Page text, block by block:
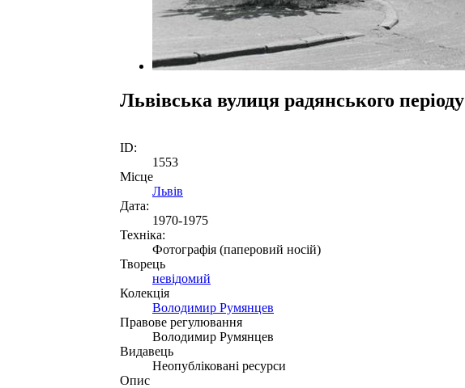
Львівська вулиця радянського періоду
ID:
1553
Місце
Львів
Дата:
1970-1975
Техніка:
Фотографія (паперовий носій)
Творець
невідомий
Колекція
Володимир Румянцев
Правове регулювання
Володимир Румянцев
Видавець
Неопубліковані ресурси
Опис